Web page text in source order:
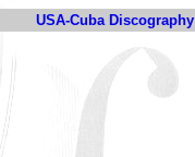
USA-Cuba Discography